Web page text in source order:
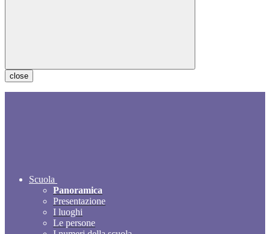
close
Scuola
Panoramica
Presentazione
I luoghi
Le persone